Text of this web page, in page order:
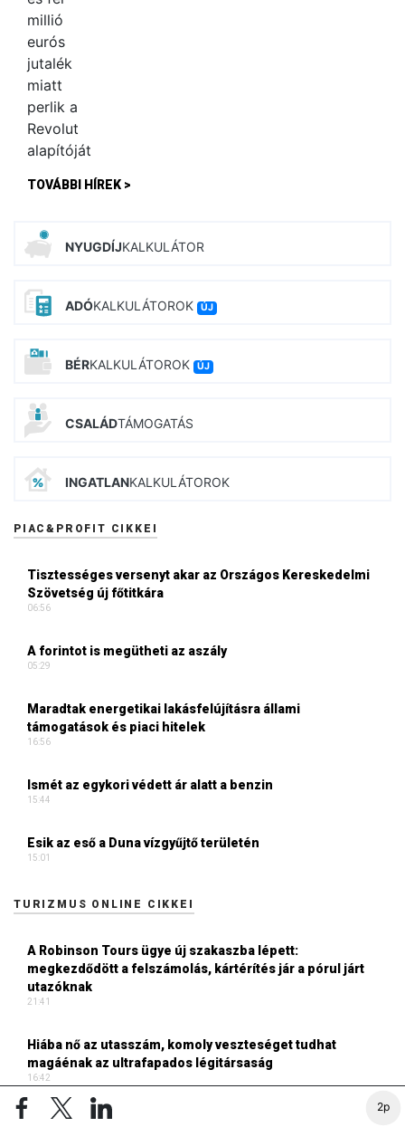
2p
TOVÁBBI HÍREK >
NYUGDÍJKALKULÁTOR
ADÓKALKULÁTOROK ÚJ
BÉRKALKULÁTOROK ÚJ
CSALÁDTÁMOGATÁS
INGATLANKALKULÁTOROK
PIAC&PROFIT CIKKEI
Tisztességes versenyt akar az Országos Kereskedelmi
Szövetség új főtitkára
06:56
A forintot is megütheti az aszály
05:29
Maradtak energetikai lakásfelújításra állami
támogatások és piaci hitelek
16:56
Ismét az egykori védett ár alatt a benzin
15:44
Esik az eső a Duna vízgyűjtő területén
15:01
TURIZMUS ONLINE CIKKEI
A Robinson Tours ügye új szakaszba lépett:
megkezdődött a felszámolás, kártérítés jár a pórul járt
utazóknak
21:41
Hiába nő az utasszám, komoly veszteséget tudhat
magáénak az ultrafapados légitársaság
16:42
Nincs összeomlás, de új kihívásokkal küzd a hazai